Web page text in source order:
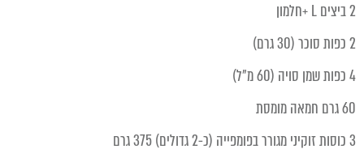
2 ביצים L +חלמון
2 כפות סוכר (30 גרם)
4 כפות שמן סויה (60 מ"ל)
60 גרם חמאה מומסת
3 כוסות זוקיני מגורר בפומפייה (כ-2 גדולים) 375 גרם